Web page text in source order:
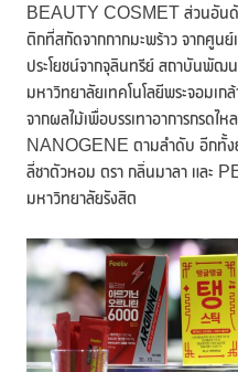
BEAUTY COSMET ส่วนอันดั
ติกที่สกัดจากกากมะพร้าว จากศูนย์เ
ประโยชน์จากจุลินทรีย์ สถาบันพัฒ
มหาวิทยาลัยเทคโนโลยีพระจอมเ
จากผลไม้เพื่อบรรเทาอาการกรด
NANOGENE ตามลำดับ อีกทั้งยั
ลี่ชาตัวหอม ตรา กลิ่นมาลา และ
มหาวิทยาลัยรังสิต